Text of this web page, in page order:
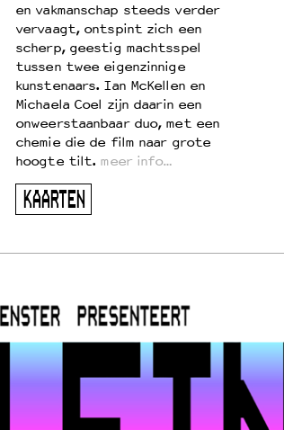
en vakmanschap steeds verder
vervaagt, ontspint zich een
scherp, geestig machtsspel
tussen twee eigenzinnige
kunstenaars. Ian McKellen en
Michaela Coel zijn daarin een
onweerstaanbaar duo, met een
chemie die de film naar grote
hoogte tilt. meer info…
KAARTEN